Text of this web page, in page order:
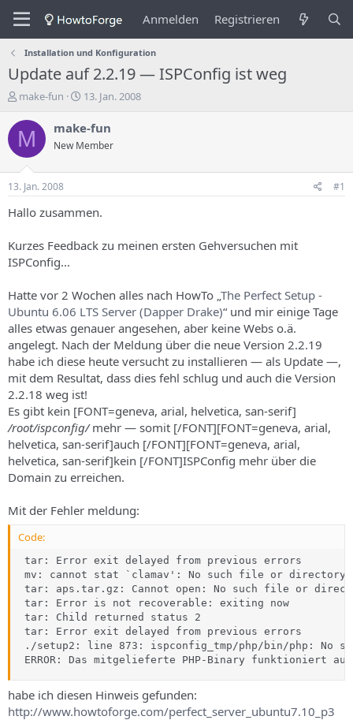
Anmelden Registrieren
Installation und Konfiguration
Update auf 2.2.19 — ISPConfig ist weg
E
s
t
e
e
r
s
T
e
m
a
s
make-fun
E
s
e
n
d
u
m
13. Jan. 2008
M make-fun
New Member
13. Jan. 2008 #1
Hallo zusammen.
Kurzes Feedback zu meinen ersten Gehversuchen mit
ISPConfig…
Hatte vor 2 Wochen alles nach HowTo „ The Perfect Setup -
Ubuntu 6.06 LTS Server (Dapper Drake)“ und mir einige Tage
alles etwas genauer angesehen, aber keine Webs o.ä.
angelegt. Nach der Meldung über die neue Version 2.2.19
habe ich diese heute versucht zu installieren — als Update —,
mit dem Resultat, dass dies fehl schlug und auch die Version
2.2.18 weg ist!
Es gibt kein [FONT=geneva, arial, helvetica, san-serif]
/root/ispconfig/mehr — somit [/FONT][FONT=geneva, arial,
helvetica, san-serif]auch [/FONT][FONT=geneva, arial,
helvetica, san-serif]kein [/FONT]ISPConfig mehr über die
Domain zu erreichen.
Mit der Fehler meldung:
Code:
tar: Error exit delayed from previous errors
mv: cannot stat `clamav': No such file or directory
tar: aps.tar.gz: Cannot open: No such file or
tar: Error is not recoverable: exiting now
tar: Child returned status 2
tar: Error exit delayed from previous errors
./setup2: line 873: ispconfig_tmp/php/bin/php: No
ERROR: Das mitgelieferte PHP-Binary
habe ich diesen Hinweis gefunden:
http://www.howtoforge.com/perfect_server_ubuntu7.10_p3